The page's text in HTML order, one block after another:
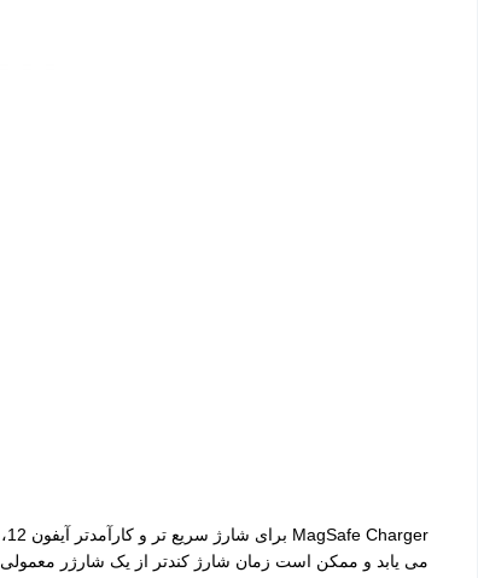
می یابد و ممکن است زمان شارژ کندتر از یک شارژر معمولی Qi باشد.